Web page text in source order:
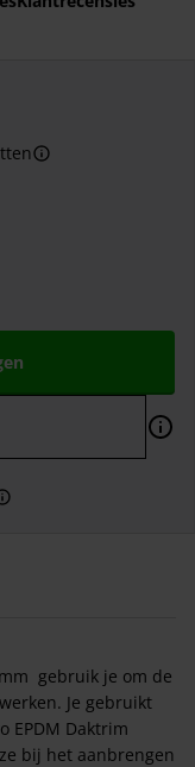
gebruik je om de
Je gebruikt
EPDM Daktrim
bij het aanbrengen